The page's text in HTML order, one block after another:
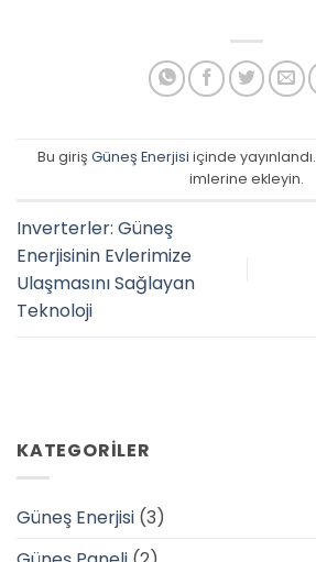
Bu giriş Güneş Enerjisi içinde yayınlandı.
imlerine ekleyin.
Inverterler: Güneş
Enerjisinin Evlerimize
Ulaşmasını Sağlayan
Teknoloji
KATEGORILER
Güneş Enerjisi (3)